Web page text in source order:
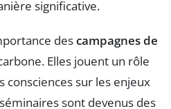
significative.
descampagnes de
Elles jouent un rôle
consciences sur les enjeux
sont devenus des